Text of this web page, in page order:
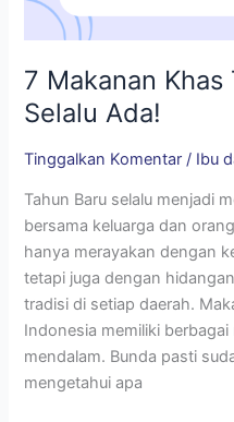
7 Makanan Khas
Selalu Ada!
Tinggalkan Komentar / Ibu
Tahun Baru selalu menjadi
bersama keluarga dan
hanya merayakan dengan
tetapi juga dengan
tradisi di setiap daerah.
Indonesia memiliki
mendalam. Bunda pasti
mengetahui apa